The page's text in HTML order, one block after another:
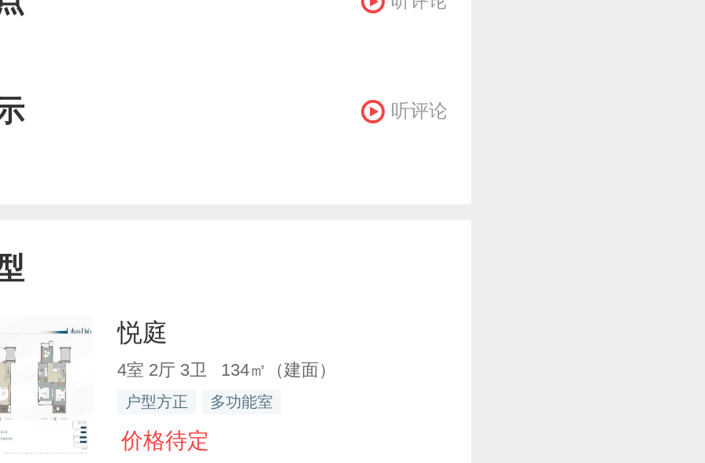
听评论
悦庭
4室 2厅 3卫 134㎡（建面）
户型方正 多功能室
价格待定